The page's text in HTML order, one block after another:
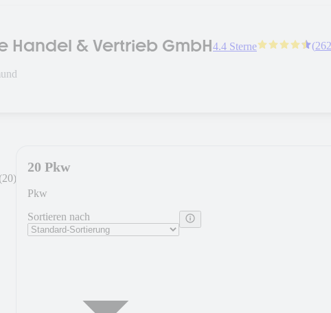
Handel & Vertrieb GmbH4.4 Sterne (262
(20)
20 Pkw
Pkw
Sortieren nach